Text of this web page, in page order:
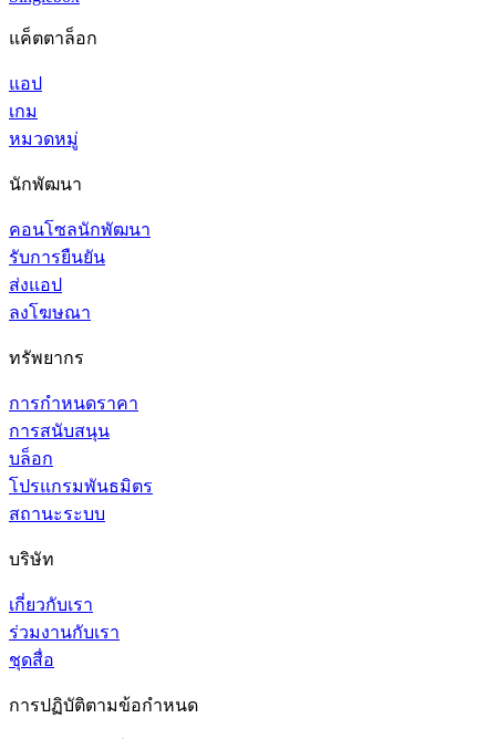
แค็ตตาล็อก
แอป
เกม
หมวดหมู่
นักพัฒนา
คอนโซลนักพัฒนา
รับการยืนยัน
ส่งแอป
ลงโฆษณา
ทรัพยากร
การกำหนดราคา
การสนับสนุน
บล็อก
โปรแกรมพันธมิตร
สถานะระบบ
บริษัท
เกี่ยวกับเรา
ร่วมงานกับเรา
ชุดสื่อ
การปฏิบัติตามข้อกำหนด